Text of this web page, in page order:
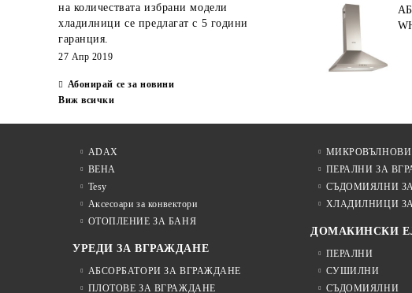
на количествата избрани модели
хладилници се предлагат с 5 години
гаранция.
27 Апр 2019
Абонирай се за новини
Виж всички
ADAX
BEHA
Tesy
Аксесоари за конвектори
ОТОПЛЕНИЕ ЗА БАНЯ
УРЕДИ ЗА ВГРАЖДАНЕ
АБСОРБАТОРИ ЗА ВГРАЖДАНЕ
ПЛОТОВЕ ЗА ВГРАЖДАНЕ
МИКРОВЪЛНОВИ
ПЕРАЛНИ ЗА
СЪДОМИЯЛНИ
ХЛАДИЛНИЦИ
ДОМАКИНСКИ
ПЕРАЛНИ
СУШИЛНИ
СЪДОМИЯЛНИ